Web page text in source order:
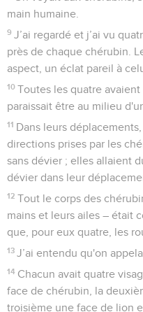
main humaine.
9 J’ai regardé et j’ai vu
près de chaque chérubin.
aspect, un éclat pareil à
10 Toutes les quatre
paraissait être au milieu
11 Dans leurs
directions prises par les
sans dévier ; elles allaient
dévier dans leur
12 Tout le corps des
mains et leurs ailes – était
que, pour eux quatre, les
13 J’ai entendu qu'on
14 Chacun avait quatre
face de chérubin, la
troisième une face de lion